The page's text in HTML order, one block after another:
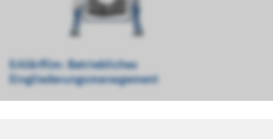
Erklärfilm: Betriebliches
Eingliederungsmanagement